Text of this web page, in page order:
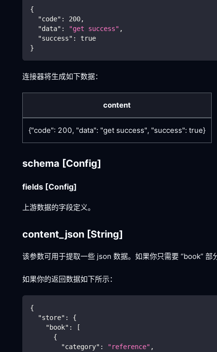
{
"code" : 200,
"data" : "get success" ,
"success" :
true
}
连接器将生成如下数据：
content
{"code": 200, "data": "get success", "success": true}
schema [Config]
fields [Config]
上游数据的字段定义。
content_json [String]
该参数可用于提取一些 json 数据。如果你只需要 “book”
如果你的返回数据如下所示：
{
"store" :
{
"book" :
[
{
"category" : "reference" ,